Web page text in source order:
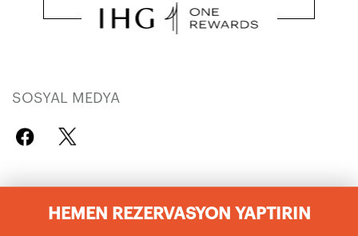
HEMEN REZERVASYON YAPTIRIN
SOSYAL MEDYA